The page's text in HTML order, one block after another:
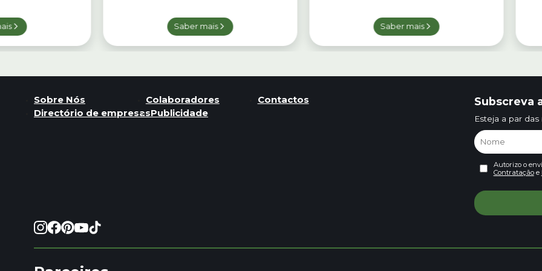
Saber mais Saber mais
Sobre Nós Colaboradores
Contactos
Directório de empresasPublicidade
Subscreva
Esteja a par
Autorizo o
Contrataçãoe